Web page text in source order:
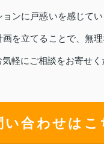
ンに戸惑いを感じて
を立てることで、無
軽にご相談をお寄せく
い合わせはこ